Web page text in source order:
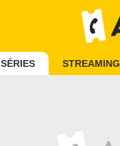
SÉRIES STREAMING